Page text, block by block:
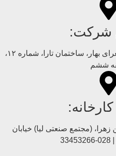
شرکت:
تهران، طالقانی، نبش ملک الشعرای بهار، ساختمان تارا، شماره ۱۲،
ششم
۱۵ جاده بويین زهرا، (مجتمع صنعتی لیا) خیابان